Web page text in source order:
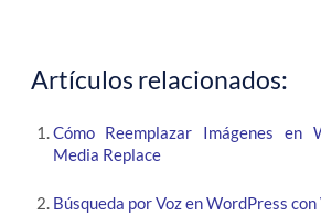
Artículos relacionados:
Cómo Reemplazar Imágenes en
Media Replace
Búsqueda por Voz en WordPress con